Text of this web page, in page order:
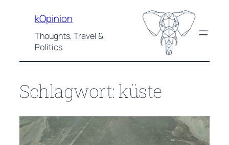
springen
kOpinion
Thoughts, Travel &
Politics
Schlagwort: küste